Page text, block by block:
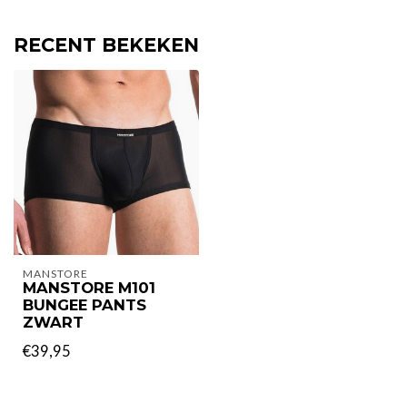
RECENT BEKEKEN
MANSTORE
MANSTORE M101
BUNGEE PANTS
ZWART
€39,95